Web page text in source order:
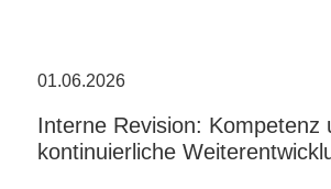
01.06.2026
Interne Revision: Kompetenz
kontinuierliche